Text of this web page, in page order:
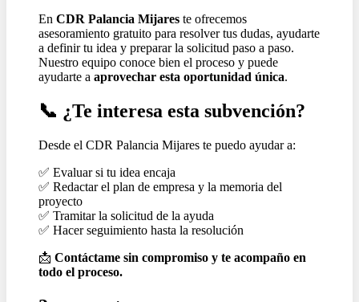
En CDR Palancia Mijares te ofrecemos
asesoramiento gratuito para resolver tus dudas, ayudarte
a definir tu idea y preparar la solicitud paso a paso.
Nuestro equipo conoce bien el proceso y puede
ayudarte a aprovechar esta oportunidad única.
📞 ¿Te interesa esta subvención?
Desde el CDR Palancia Mijares te puedo ayudar a:
✅ Evaluar si tu idea encaja
✅ Redactar el plan de empresa y la memoria del
proyecto
✅ Tramitar la solicitud de la ayuda
✅ Hacer seguimiento hasta la resolución
📩 Contáctame sin compromiso y te acompaño en
todo el proceso.